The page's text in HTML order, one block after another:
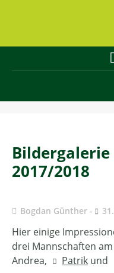
Bildergalerie
2017/2018
Bogdan Günther
Hier einige
drei Mannschaften
Andrea,
Patrik und